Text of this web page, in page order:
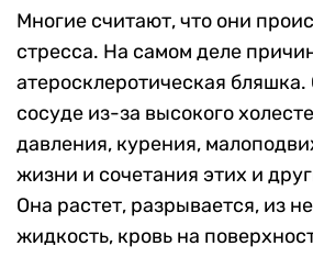
Многие считают, что они
стресса. На самом деле
атеросклеротическая бляшка.
сосуде из-за высокого
давления, курения,
жизни и сочетания этих и
Она растет, разрывается, из
жидкость, кровь на